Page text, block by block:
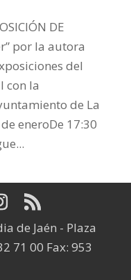
DE
por la autora
del
con la
de La
eneroDe 17:30
de Jaén - Plaza
71 00 Fax: 953